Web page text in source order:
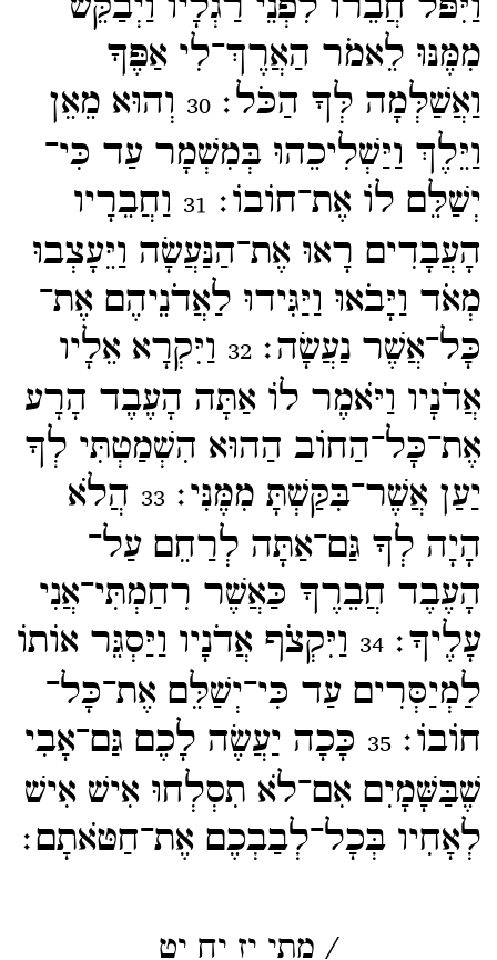
מִמֶּנּוּ לֵאמֹר הַאֲרֶךְ־​לִי אַפֶּךָ
וַאֲשַׁלְּמָה לְּךָ הַכֹּל׃30 וְהוּא מֵאֵן
וַיֵּלֶךְ וַיַּשְׁלִיכֵהוּ בְּמִשְׁמָר עַד כִּי־​
יְשַׁלֵּם לוֹ אֶת־​חוֹבוֹ׃ 31 וַחֲבֵרָיו
הָעֲבָדִים רָאוּ אֶת־​הַנַּעֲשָׂה וַיֵּעָצְבוּ
מְאֹד וַיָּבֹאוּ וַיַּגִּידוּ לַאֲדֹנֵיהֶם אֶת־​
כָּל־​אֲשֶׁר נַעֲשָׂה׃32 וַיִּקְרָא אֵלָיו
אֲדֹנָיו וַיֹּאמֶר לוֹ אַתָּה הָעֶבֶד הָרָע
אֶת־​כָּל־​הַחוֹב הַהוּא הִשְׁמַטְתִּי לְךָ
יַעַן אֲשֶׁר־​בִּקַּשְׁתָּ מִמֶּנִּי׃33 הֲלֹא
הָיָה לְךָ גַּם־​אַתָּה לְרַחֵם עַל־​
הָעֶבֶד חֲבֵרֶךָ כַּאֲשֶׁר רִחַמְתִּי־​אֲנִי
עָלֶיךָ׃34 וַיִּקְצֹף אֲדֹנָיו וַיַּסְגֵּר אוֹתוֹ
לַמְיַסְּרִים עַד כִּי־​יְשַׁלֵּם אֶת־​כָּל־​
חוֹבוֹ׃35 כָּכָה יַעֲשֶׂה לָכֶם גַּם־​אָבִי
שֶׁבַּשָּׁמָיִם אִם־​לֹא תִסְלְחוּ אִישׁ אִישׁ
לְאָחִיו בְּכָל־​לְבַבְכֶם אֶת־​חַטֹּאתָם׃
/ מתי יז יח יט